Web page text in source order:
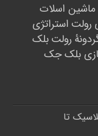
ماشین اسلات
رولت استراتژی
رولتبلک
بلک جک
اسلات ۲۰۲۶؛ از کلاسیک تا